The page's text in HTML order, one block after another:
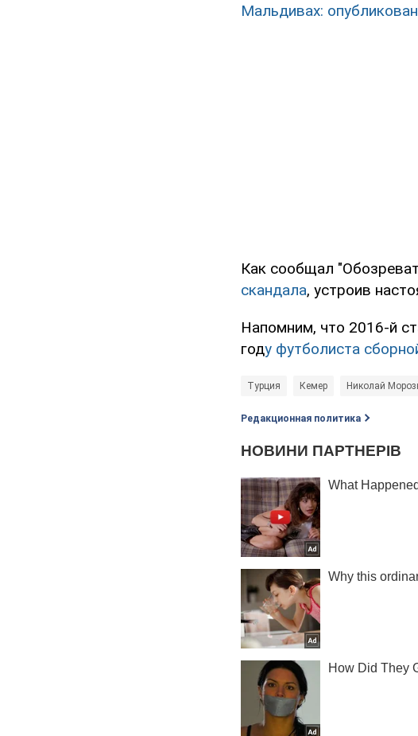
Мальдивах:
Как сообщал
скандала, устроив
Напомним, что 2016-й
году футболиста
Турция Кемер Николай
Редакционная политика